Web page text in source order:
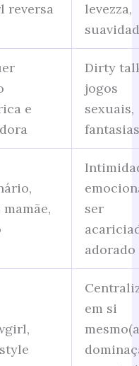
reversa
levezza,
e
Dirty
jogos
sexuais,
fantasias
ser
adorado
em si